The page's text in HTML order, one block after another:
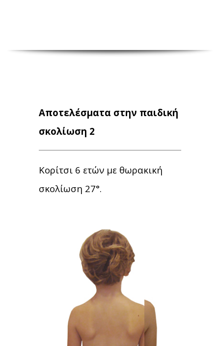
Αποτελέσματα στην παιδική
σκολίωση 2
Κορίτσι 6 ετών με θωρακική
σκολίωση 27°.